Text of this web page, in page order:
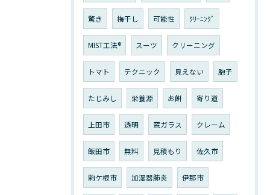
驚き 梅干し 可能性 ｸﾘｰﾆﾝｸﾞ
MIST工法® スーツ クリーニング
トマト テクニック 見えない 胞子
たじみし 栄養源 お餅 寄り道
上田市 透明 窓ガラス クレーム
飯田市 無料 見積もり 佐久市
駒ケ根市 加湿器肺炎 伊那市